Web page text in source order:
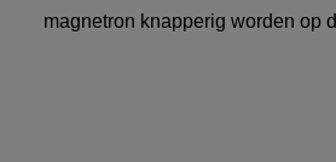
magnetron knapperig worden op